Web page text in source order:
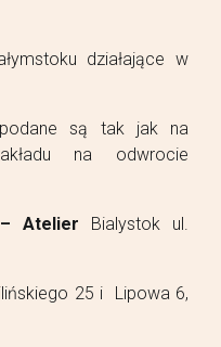
działające w
są tak jak na
na odwrocie
Atelier Bialystok ul.
25 i Lipowa 6,